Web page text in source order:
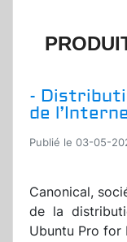
-
de
Publié le 03-05-
Canonical,
de la
Ubuntu Pro for